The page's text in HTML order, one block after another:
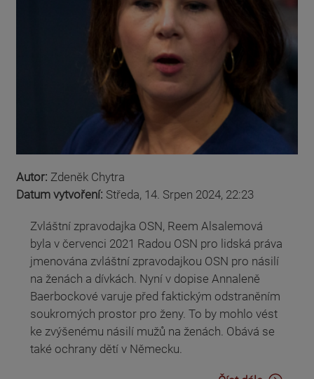
Autor: Zdeněk Chytra
Datum vytvoření: Středa, 14. Srpen 2024, 22:23
Zvláštní zpravodajka OSN, Reem Alsalemová
byla v červenci 2021 Radou OSN pro lidská práva
jmenována zvláštní zpravodajkou OSN pro násilí
na ženách a dívkách. Nyní v dopise Annaleně
Baerbockové varuje před faktickým odstraněním
soukromých prostor pro ženy. To by mohlo vést
ke zvýšenému násilí mužů na ženách. Obává se
také ochrany dětí v Německu.